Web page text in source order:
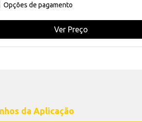
Opções de pagamento
Ver Preço
da Aplicação